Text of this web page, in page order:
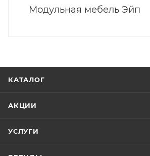
Модульная мебель Эйп
КАТАЛОГ
АКЦИИ
УСЛУГИ